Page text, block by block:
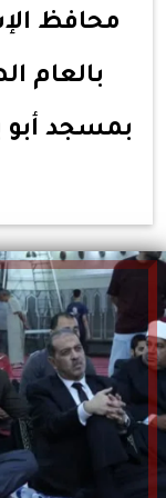
محافظ
بمسجد أبو